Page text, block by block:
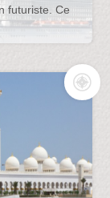
futuriste. Ce